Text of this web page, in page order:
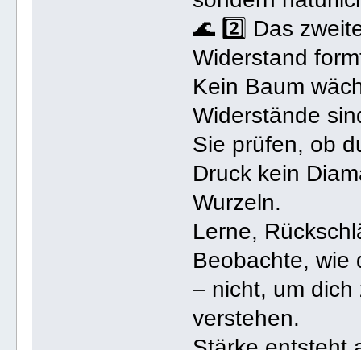
🌊 2️⃣ Das
Widerstand
Kein Baum
Widerstände
Sie prüfen, ob
Druck kein
Wurzeln.
Lerne,
Beobachte, wie
– nicht, um
verstehen.